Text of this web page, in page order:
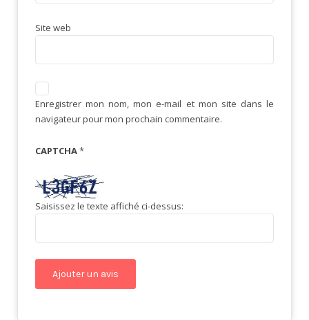
Site web
Enregistrer mon nom, mon e-mail et mon site dans le
navigateur pour mon prochain commentaire.
CAPTCHA*
Saisissez le texte affiché ci-dessus: